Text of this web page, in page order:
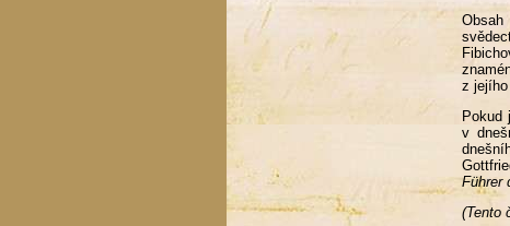
Obsah
z
Pokud
v
Führer
(Tento